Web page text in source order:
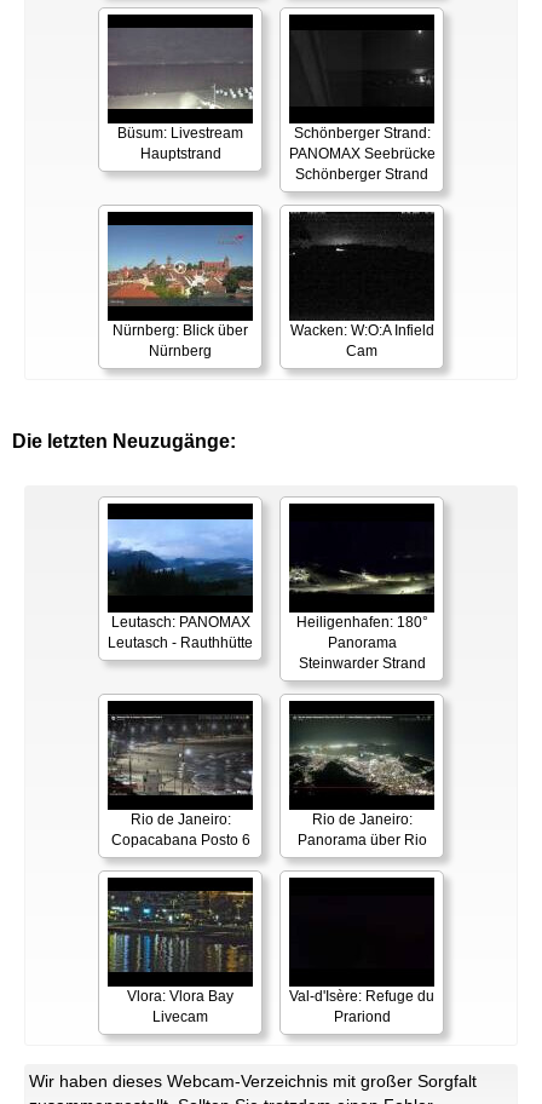
Büsum: Livestream
Hauptstrand
Schönberger Strand:
PANOMAX Seebrücke
Schönberger Strand
Nürnberg: Blick über
Nürnberg
Wacken: W:O:A Infield
Cam
Die letzten Neuzugänge:
Leutasch: PANOMAX
Leutasch - Rauthhütte
Heiligenhafen: 180°
Panorama
Steinwarder Strand
Rio de Janeiro:
Copacabana Posto 6
Rio de Janeiro:
Panorama über Rio
Vlora: Vlora Bay
Livecam
Val-d'Isère: Refuge du
Prariond
Wir haben dieses Webcam-Verzeichnis mit großer Sorgfalt